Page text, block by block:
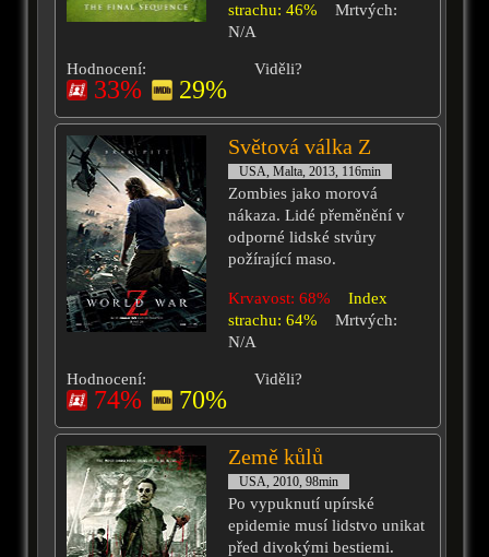
strachu: 46%
Mrtvých:
N/A
Hodnocení:
33% 29%
Viděli?
Světová válka Z
USA, Malta, 2013, 116min
Zombies jako morová
nákaza. Lidé přeměnění v
odporné lidské stvůry
požírající maso.
Krvavost: 68%
Index
strachu: 64%
Mrtvých:
N/A
Hodnocení:
74% 70%
Viděli?
Země kůlů
USA, 2010, 98min
Po vypuknutí upírské
epidemie musí lidstvo unikat
před divokými bestiemi.